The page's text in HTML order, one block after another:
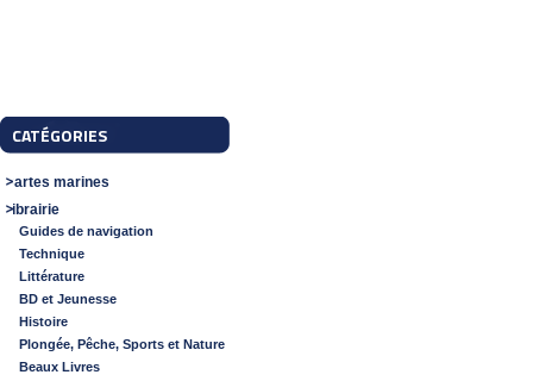
CATÉGORIES
Cartes marines
Librairie
Guides de navigation
Technique
Littérature
BD et Jeunesse
Histoire
Plongée, Pêche, Sports et Nature
Beaux Livres